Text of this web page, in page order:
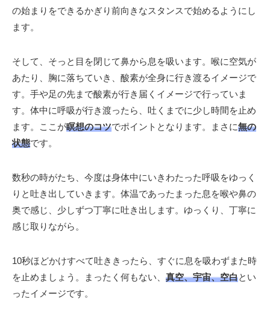
の始まりをできるかぎり前向きなスタンスで始めるようにし
ます。
そして、そっと目を閉じて鼻から息を吸います。喉に空気が
あたり、胸に落ちていき、酸素が全身に行き渡るイメージで
す。手や足の先まで酸素が行き届くイメージで行っていま
す。体中に呼吸が行き渡ったら、吐くまでに少し時間を止め
ます。ここが瞑想のコツでポイントとなります。まさに無の
状態です。
数秒の時がたち、今度は身体中にいきわたった呼吸をゆっく
りと吐き出していきます。体温であったまった息を喉や鼻の
奥で感じ、少しずつ丁寧に吐き出します。ゆっくり、丁寧に
感じ取りながら。
10秒ほどかけすべて吐ききったら、すぐに息を吸わずまた時
を止めましょう。まったく何もない、 真空、宇宙、空白とい
ったイメージです。